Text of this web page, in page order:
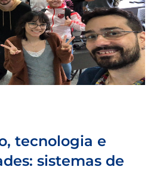
tecnologia e
sistemas de